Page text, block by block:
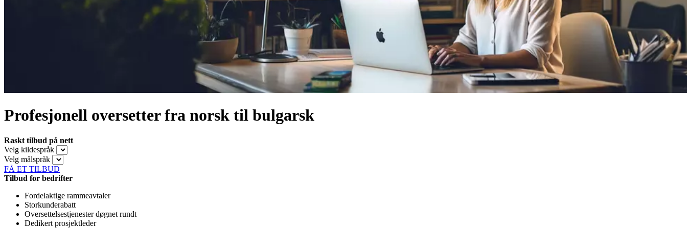
Profesjonell oversetter fra norsk til bulgarsk
Raskt tilbud på nett
Velg kildespråk
Velg målspråk
FÅ ET TILBUD
Tilbud for bedrifter
Fordelaktige rammeavtaler
Storkunderabatt
Oversettelsestjenester døgnet rundt
Dedikert prosjektleder